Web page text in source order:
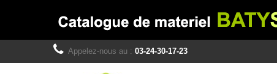
Appelez-nous au : 03-24-30-17-23